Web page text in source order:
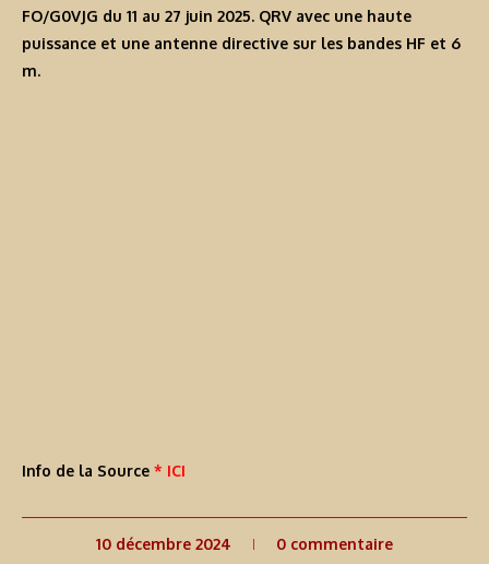
FO/G0VJG du 11 au 27 juin 2025. QRV avec une haute
puissance et une antenne directive sur les bandes HF et 6
m.
Info de la Source * ICI
10 décembre 2024 0 commentaire